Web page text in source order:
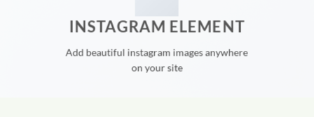
INSTAGRAM ELEMENT
Add beautiful instagram images anywhere
on your site